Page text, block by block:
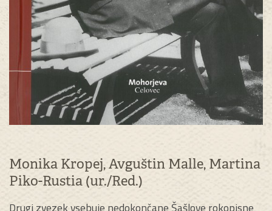
Monika Kropej, Avguštin Malle, Martina
Piko-Rustia (ur./Red.)
Drugi zvezek vsebuje nedokončane Šašlove rokopisne